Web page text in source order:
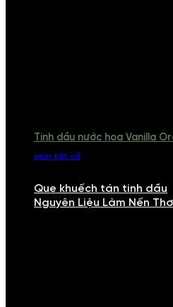
Tinh dầu nước hoa Vanilla
xem tất cả
Que khuếch tán tinh dầu
Nguyên Liệu Làm Nến